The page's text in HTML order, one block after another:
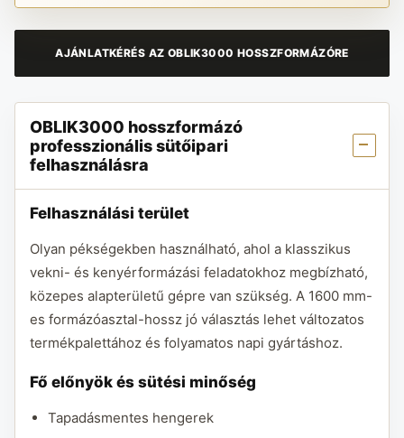
AJÁNLATKÉRÉS AZ OBLIK3000 HOSSZFORMÁZÓRE
OBLIK3000 hosszformázó
professzionális sütőipari
felhasználásra
Felhasználási terület
Olyan pékségekben használható, ahol a klasszikus
vekni- és kenyérformázási feladatokhoz megbízható,
közepes alapterületű gépre van szükség. A 1600 mm-
es formázóasztal-hossz jó választás lehet változatos
termékpalettához és folyamatos napi gyártáshoz.
Fő előnyök és sütési minőség
Tapadásmentes hengerek